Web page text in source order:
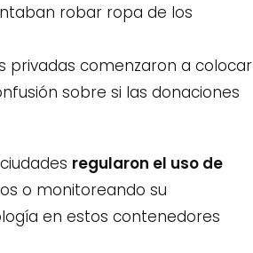
robar ropa de los
privadas comenzaron a colocar
sobre si las donaciones
regularon el uso de
o monitoreando su
en estos contenedores